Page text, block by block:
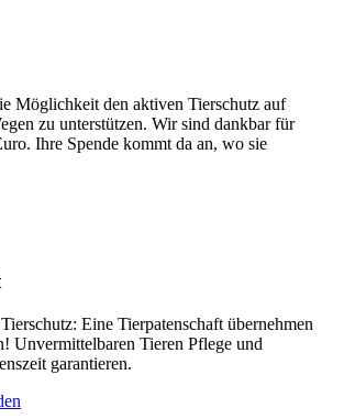
Möglichkeit den aktiven Tierschutz auf
zu unterstützen. Wir sind dankbar für
Ihre Spende kommt da an, wo sie
Eine Tierpatenschaft übernehmen
Unvermittelbaren Tieren Pflege und
garantieren.